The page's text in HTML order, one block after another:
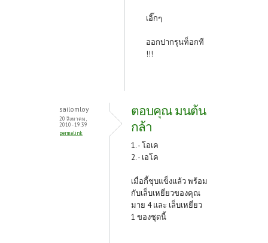
เอิ๊กๆ
ออกปากรุนท็อกที
!!!
sailomloy
20 สิงหาคม,
2010 - 19:39
permalink
ตอบคุณ มนต้น
กล้า
1. - โอเค
2. - เอโค
เมื่อกี้ชุบแข็งแล้ว พร้อม
กับเล็บเหยี่ยวของคุณ
มาย 4 และ เล็บเหยี่ยว
1 ของชุดนี้